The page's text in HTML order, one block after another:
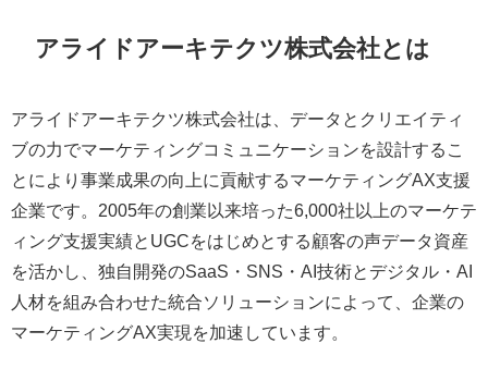
アライドアーキテクツ株式会社とは
アライドアーキテクツ株式会社は、データとクリエイティ
ブの力でマーケティングコミュニケーションを設計するこ
とにより事業成果の向上に貢献するマーケティングAX支援
企業です。2005年の創業以来培った6,000社以上のマーケテ
ィング支援実績とUGCをはじめとする顧客の声データ資産
を活かし、独自開発のSaaS・SNS・AI技術とデジタル・AI
人材を組み合わせた統合ソリューションによって、企業の
マーケティングAX実現を加速しています。